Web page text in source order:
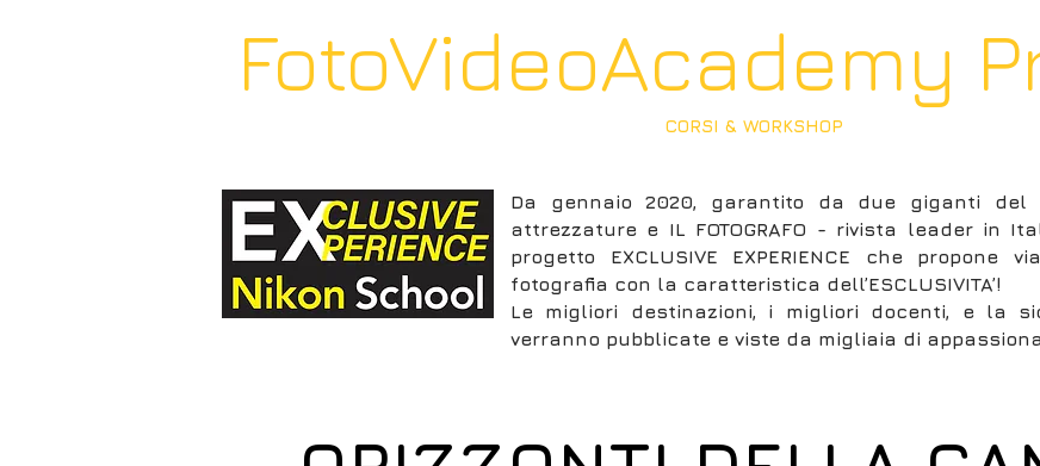
FotoVideoAcademy
CORSI & WORKSHOP
Da gennaio 2020, garantito da due giganti del
attrezzature e IL FOTOGRAFO - rivista leader in
progetto EXCLUSIVE EXPERIENCE che propone
fotografia con la caratteristica dell’ESCLUSIVITA’!
Le migliori destinazioni, i migliori docenti, e la
verranno pubblicate e viste da migliaia di